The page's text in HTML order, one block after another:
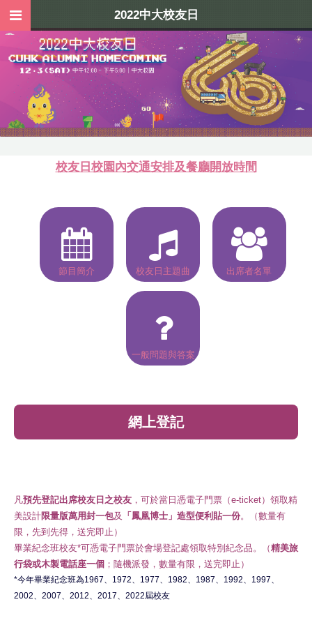
校友日校園內交通安排及餐廳開放時間
節目簡介 校友日主題曲 出席者名單
一般問題與答案
網上登記
凡預先登記出席校友日之校友 ，可於當日憑電子門票（e-ticket）領取精
美設計限量版萬用封一包及 「鳳凰博士」造型便利貼一份。（數量有
限，先到先得，送完即止）
畢業紀念班校友*可憑電子門票於會場登記處領取特別紀念品。（精美旅
行袋或木製電話座一個 ；隨機派發，數量有限，送完即止）
*今年畢業紀念班為1967、1972、1977、1982、1987、1992、1997、
2002、2007、2012、2017、2022屆校友
2022中大校友日